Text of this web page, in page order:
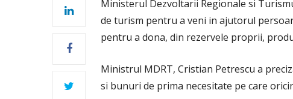
Ministerul Dezvoltarii Regionale si
de turism pentru a veni in ajutorul
pentru a dona, din rezervele proprii,
Ministrul MDRT, Cristian Petrescu a
si bunuri de prima necesitate pe care